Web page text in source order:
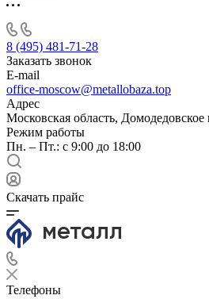
8 (495) 481-71-28
Заказать звонок
E-mail
office-moscow@metallobaza.top
Адрес
Московская область, Домодедовское
Режим работы
Пн. – Пт.: с 9:00 до 18:00
Скачать прайс
Телефоны